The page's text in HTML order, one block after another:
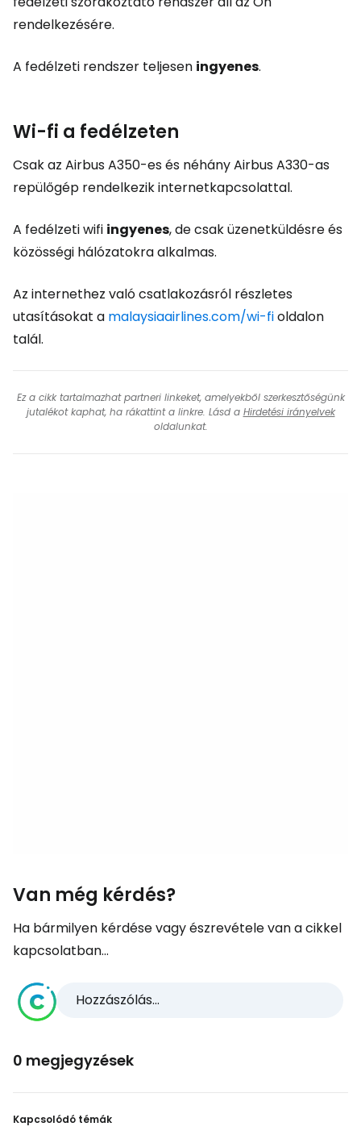
rendelkezésére.
A fedélzeti rendszer teljesen ingyenes.
Wi-fi a fedélzeten
Csak az Airbus A350-es és néhány Airbus A330-as
repülőgép rendelkezik internetkapcsolattal.
A fedélzeti wifi ingyenes, de csak üzenetküldésre és
közösségi hálózatokra alkalmas.
Az internethez való csatlakozásról részletes
utasításokat a malaysiaairlines.com/wi-fioldalon
talál.
Ez a cikk tartalmazhat partneri linkeket, amelyekből szerkesztőségünk
jutalékot kaphat, ha rákattint a linkre. Lásd a Hirdetési irányelvek
oldalunkat.
Van még kérdés?
Ha bármilyen kérdése vagy észrevétele van a cikkel
kapcsolatban...
Hozzászólás...
0 megjegyzések
Kapcsolódó témák